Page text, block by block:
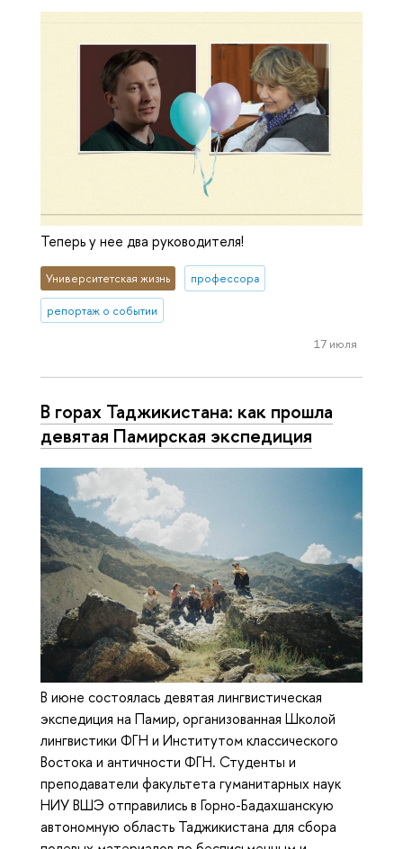
Теперь у нее два руководителя!
Университетская жизнь профессора
репортаж о событии
17 июля
В горах Таджикистана: как прошла
девятая Памирская экспедиция
В июне состоялась девятая лингвистическая
экспедиция на Памир, организованная Школой
лингвистики ФГН и Институтом классического
Востока и античности ФГН. Студенты и
преподаватели факультета гуманитарных наук
НИУ ВШЭ отправились в Горно-Бадахшанскую
автономную область Таджикистана для сбора